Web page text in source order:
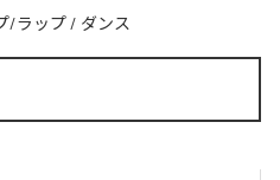
/ラップ / ダンス